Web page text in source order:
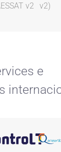
v2)
v2)
e